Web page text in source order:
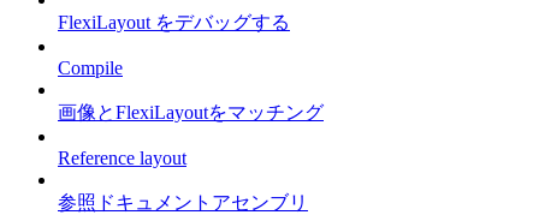
FlexiLayout をデバッグする
Compile
画像とFlexiLayoutをマッチング
Reference layout
参照ドキュメントアセンブリ